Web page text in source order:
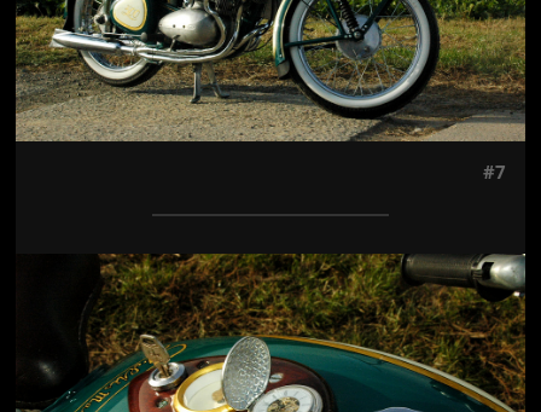
#7
Jön még kép!